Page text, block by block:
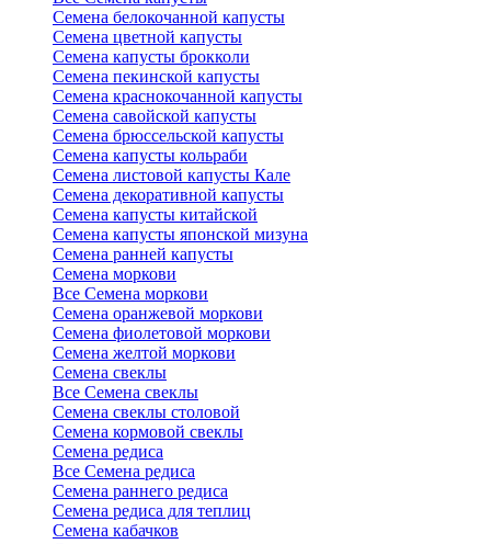
Семена белокочанной капусты
Семена цветной капусты
Семена капусты брокколи
Семена пекинской капусты
Семена краснокочанной капусты
Семена савойской капусты
Семена брюссельской капусты
Семена капусты кольраби
Семена листовой капусты Кале
Семена декоративной капусты
Семена капусты китайской
Семена капусты японской мизуна
Семена ранней капусты
Семена моркови
Все Семена моркови
Семена оранжевой моркови
Семена фиолетовой моркови
Семена желтой моркови
Семена свеклы
Все Семена свеклы
Семена свеклы столовой
Семена кормовой свеклы
Семена редиса
Все Семена редиса
Семена раннего редиса
Семена редиса для теплиц
Семена кабачков